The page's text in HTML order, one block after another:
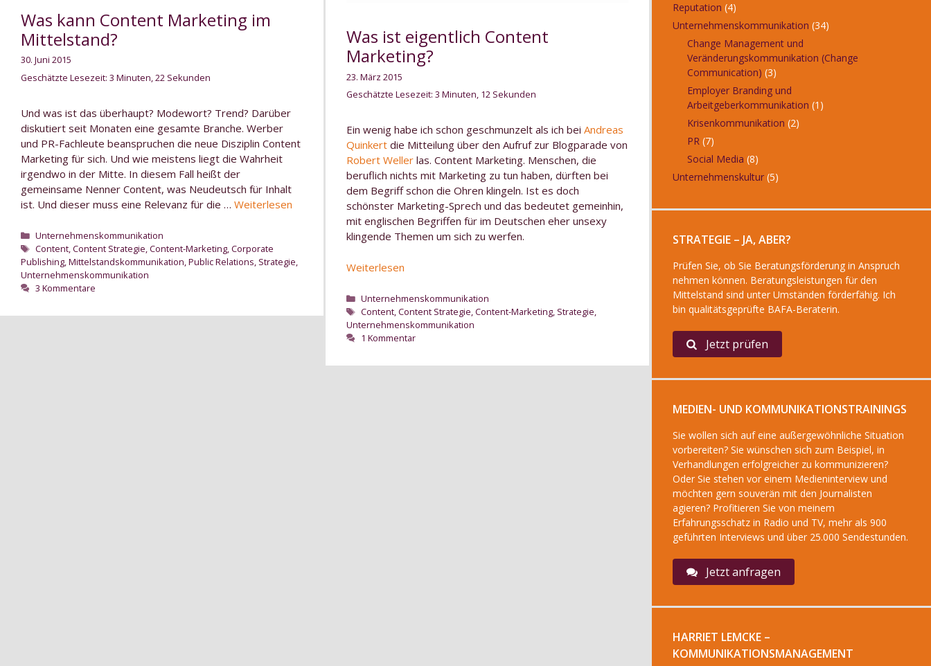
Was kann Content Marketing im
Mittelstand?
30. Juni 2015
Geschätzte Lesezeit: 3 Minuten, 22 Sekunden
Und was ist das überhaupt? Modewort? Trend? Darüber
diskutiert seit Monaten eine gesamte Branche. Werber
und PR-Fachleute beanspruchen die neue Disziplin Content
Marketing für sich. Und wie meistens liegt die Wahrheit
irgendwo in der Mitte. In diesem Fall heißt der
gemeinsame Nenner Content, was Neudeutsch für Inhalt
ist. Und dieser muss eine Relevanz für die … Weiterlesen
Kategorien
Unternehmenskommunikation
Schlagwörter
Content,Content Strategie,Content-Marketing,Corporate
Publishing,Mittelstandskommunikation,Public Relations, Strategie,
Unternehmenskommunikation
3 Kommentare
Was ist eigentlich Content
Marketing?
23. März 2015
Geschätzte Lesezeit: 3 Minuten, 12 Sekunden
Ein wenig habe ich schon geschmunzelt als ich bei Andreas
Quinkertdie Mitteilung über den Aufruf zur Blogparade von
Robert Wellerlas. Content Marketing. Menschen, die
beruflich nichts mit Marketing zu tun haben, dürften bei
dem Begriff schon die Ohren klingeln. Ist es doch
schönster Marketing-Sprech und das bedeutet gemeinhin,
mit englischen Begriffen für im Deutschen eher unsexy
klingende Themen um sich zu werfen.
WeiterlesenWas
eigentlich
Content
Marketing?
Kategorien
Unternehmenskommunikation
Schlagwörter
Content,Content Strategie,Content-Marketing, Strategie,
Unternehmenskommunikation
1 Kommentar
Reputation (4)
Unternehmenskommunikation (34)
Change Management und
Veränderungskommunikation (Change
Communication) (3)
Employer Branding und
Arbeitgeberkommunikation (1)
Krisenkommunikation (2)
PR(7)
Social Media (8)
Unternehmenskultur(5)
STRATEGIE – JA, ABER?
Prüfen Sie, ob Sie Beratungsförderung in Anspruch
nehmen können. Beratungsleistungen für den
Mittelstand sind unter Umständen förderfähig. Ich
bin qualitätsgeprüfte BAFA-Beraterin.
Jetzt prüfen
MEDIEN- UND KOMMUNIKATIONSTRAININGS
Sie wollen sich auf eine außergewöhnliche Situation
vorbereiten? Sie wünschen sich zum Beispiel, in
Verhandlungen erfolgreicher zu kommunizieren?
Oder Sie stehen vor einem Medieninterview und
möchten gern souverän mit den Journalisten
agieren? Profitieren Sie von meinem
Erfahrungsschatz in Radio und TV, mehr als 900
geführten Interviews und über 25.000 Sendestunden.
Jetzt anfragen
HARRIET LEMCKE –
KOMMUNIKATIONSMANAGEMENT